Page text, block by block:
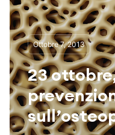
Ottobre 7, 2013
23